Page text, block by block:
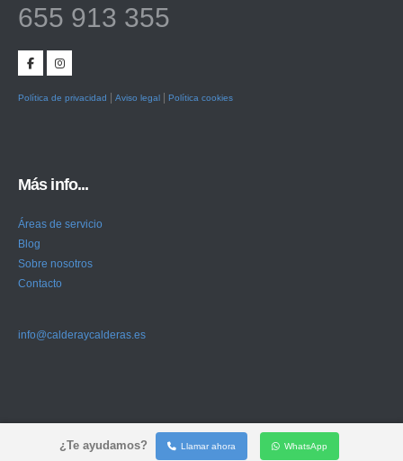
655 913 355
Política de privacidad Aviso legal Política cookies
Más info...
Áreas de servicio
Blog
Sobre nosotros
Contacto
info@calderaycalderas.es
© Copyright 2025. Caldera y Calderas
¿Te ayudamos? Llamar ahora WhatsApp